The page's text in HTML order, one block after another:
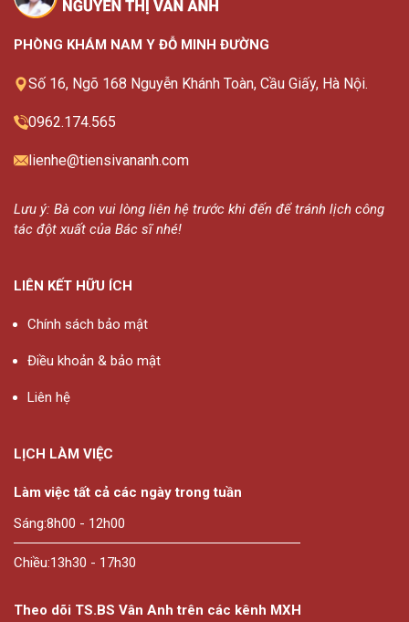
PHÒNG KHÁM NAM Y ĐỖ MINH ĐƯỜNG
Số 16, Ngõ 168 Nguyễn Khánh Toàn, Cầu Giấy, Hà Nội.
0962.174.565
lienhe@tiensivananh.com
Lưu ý: Bà con vui lòng liên hệ trước khi đến để tránh lịch công
tác đột xuất của Bác sĩ nhé!
LIÊN KẾT HỮU ÍCH
Chính sách bảo mật
Điều khoản & bảo mật
Liên hệ
LỊCH LÀM VIỆC
Làm việc tất cả các ngày trong tuần
Sáng:8h00 - 12h00
Chiều:13h30 - 17h30
Theo dõi TS.BS Vân Anh trên các kênh MXH